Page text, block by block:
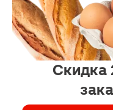
Скидка